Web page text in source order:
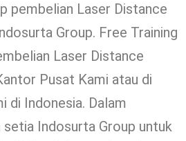
pembelian Laser Distance
Group. Free Training
Laser Distance
Pusat Kami atau di
di Indonesia. Dalam
setia Indosurta Group untuk